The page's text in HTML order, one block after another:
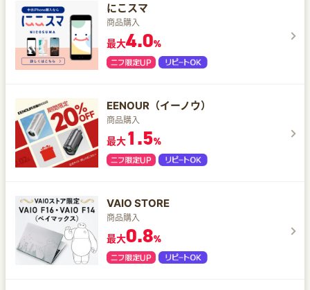
にこスマ
商品購入
最大4.0%
EENOUR（イーノウ）
商品購入
最大1.5%
VAIO STORE
商品購入
最大0.8%